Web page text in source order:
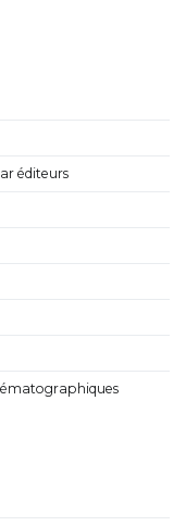
éditeurs